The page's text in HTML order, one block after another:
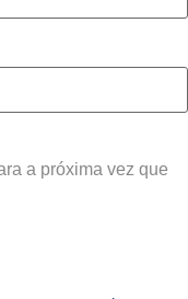
a próxima vez que